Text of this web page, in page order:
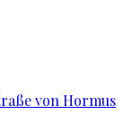
von Hormus